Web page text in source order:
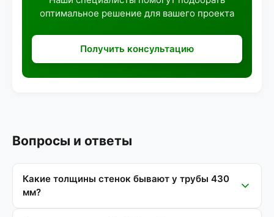
оптимальное решение для вашего проекта
Получить консультацию
Вопросы и ответы
Какие толщины стенок бывают у трубы 430
мм?